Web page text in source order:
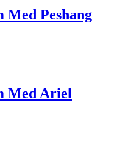
Peshang
Med Ariel